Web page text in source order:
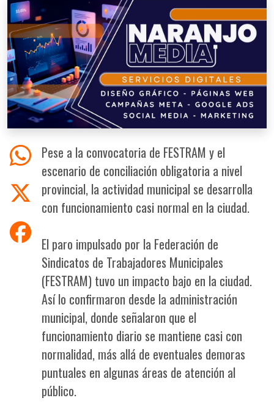
Pese a la convocatoria de FESTRAM y el
escenario de conciliación obligatoria a nivel
provincial, la actividad municipal se desarrolla
con funcionamiento casi normal en la ciudad.
El paro impulsado por la Federación de
Sindicatos de Trabajadores Municipales
(FESTRAM) tuvo un impacto bajo en la ciudad.
Así lo confirmaron desde la administración
municipal, donde señalaron que el
funcionamiento diario se mantiene casi con
normalidad, más allá de eventuales demoras
puntuales en algunas áreas de atención al
público.